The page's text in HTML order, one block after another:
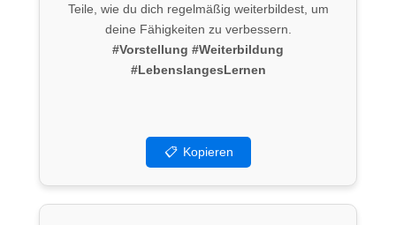
Teile, wie du dich regelmäßig weiterbildest, um
deine Fähigkeiten zu verbessern.
#Vorstellung #Weiterbildung
#LebenslangesLernen
📋 Kopieren